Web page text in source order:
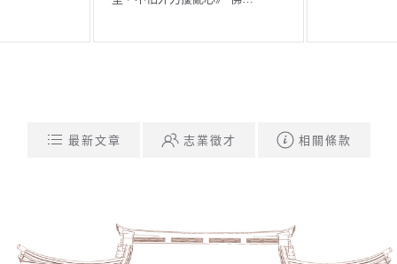
最新文章 志業徵才 相關條款